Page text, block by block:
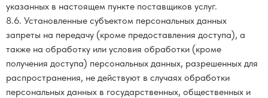
указанных в настоящем пункте поставщиков услуг.
8.6. Установленные субъектом персональных данных
запреты на передачу (кроме предоставления доступа), а
также на обработку или условия обработки (кроме
получения доступа) персональных данных, разрешенных для
распространения, не действуют в случаях обработки
персональных данных в государственных, общественных и